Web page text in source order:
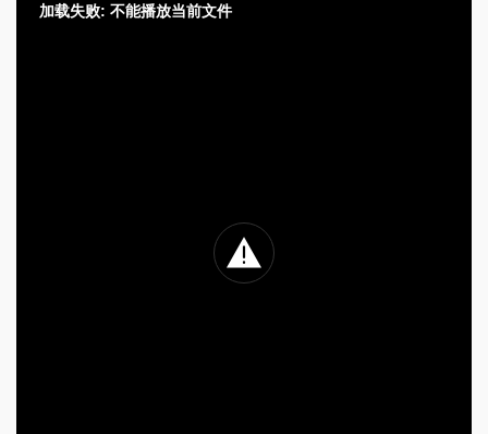
加载失败: 不能播放当前文件